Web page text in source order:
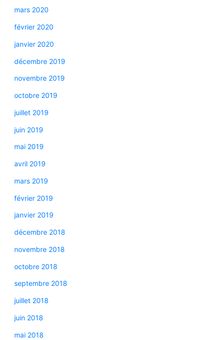
mars 2020
février 2020
janvier 2020
décembre 2019
novembre 2019
octobre 2019
juillet 2019
juin 2019
mai 2019
avril 2019
mars 2019
février 2019
janvier 2019
décembre 2018
novembre 2018
octobre 2018
septembre 2018
juillet 2018
juin 2018
mai 2018